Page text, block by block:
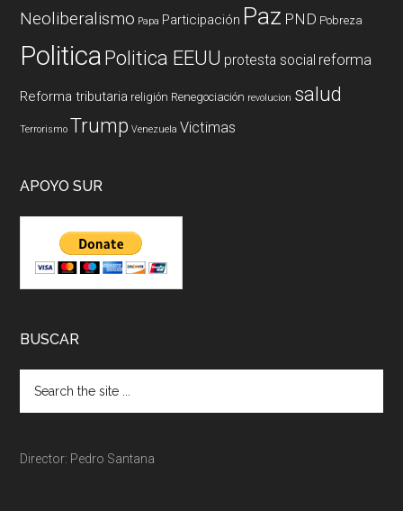
Neoliberalismo Papa Participación Paz PND Pobreza
PoliticaPolitica EEUU protesta social reforma
Reforma tributaria religión Renegociación revolucion salud
Terrorismo Trump Venezuela Victimas
APOYO SUR
BUSCAR
Director: Pedro Santana